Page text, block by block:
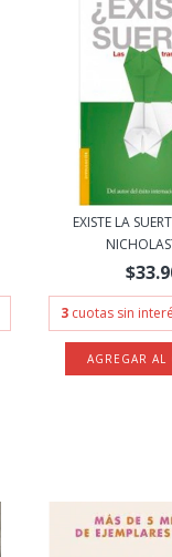
EXISTE LA
3 cuotas sin